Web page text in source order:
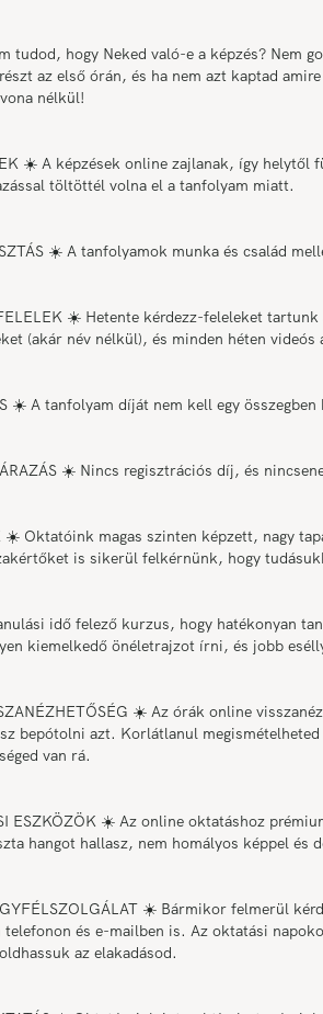
tudod, hogy Neked való-e a képzés? Nem
az első órán, és ha nem azt kaptad
nélkül!
☀️ A képzések online zajlanak, így helytől
töltöttél volna el a tanfolyam miatt.
☀️ A tanfolyamok munka és család
☀️ Hetente kérdezz-feleleket
(akár név nélkül), és minden héten videós
☀️ A tanfolyam díját nem kell egy
ÁRAZÁS ☀️ Nincs regisztrációs díj, és
☀️ Oktatóink magas szinten képzett, nagy
is sikerül felkérnünk, hogy
idő felező kurzus, hogy hatékonyan
kiemelkedő önéletrajzot írni, és jobb
☀️ Az órák online
bepótolni azt. Korlátlanul
van rá.
ESZKÖZÖK ☀️ Az online oktatáshoz
hangot hallasz, nem homályos képpel és
☀️ Bármikor felmerül
és e-mailben is. Az oktatási
az elakadásod.